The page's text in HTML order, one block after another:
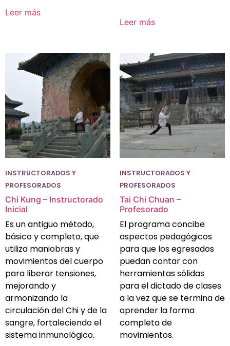
Leer más
Leer más
INSTRUCTORADOS Y
PROFESORADOS
Chi Kung – Instructorado
Inicial
Es un antiguo método,
básico y completo, que
utiliza maniobras y
movimientos del cuerpo
para liberar tensiones,
mejorando y
armonizando la
circulación del Chi y de la
sangre, fortaleciendo el
sistema inmunológico.
INSTRUCTORADOS Y
PROFESORADOS
Tai Chi Chuan –
Profesorado
El programa concibe
aspectos pedagógicos
para que los egresados
puedan contar con
herramientas sólidas
para el dictado de clases
a la vez que se termina de
aprender la forma
completa de
movimientos.